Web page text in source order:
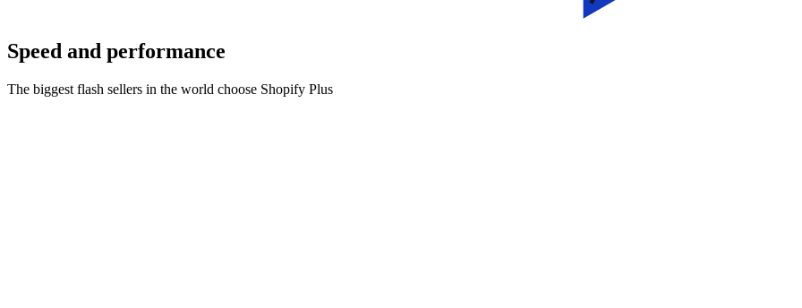
Speed and performance
The biggest flash sellers in the world choose Shopify Plus